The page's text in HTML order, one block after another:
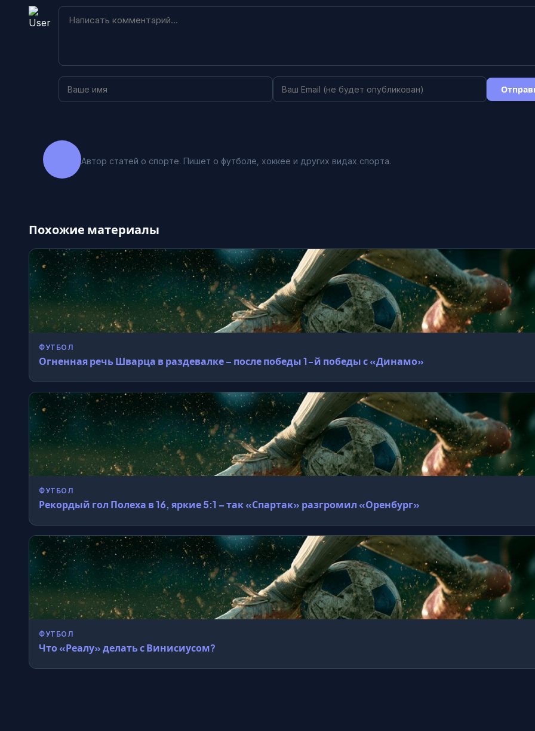
Автор статей о спорте. Пишет о футболе, хоккее и других видах спорта.
Похожие материалы
ФУТБОЛ
Огненная речь Шварца в раздевалке – после победы 1-й победы с «Динамо»
ФУТБОЛ
Рекордый гол Полеха в 16, яркие 5:1 – так «Спартак» разгромил «Оренбург»
ФУТБОЛ
Что «Реалу» делать с Винисиусом?